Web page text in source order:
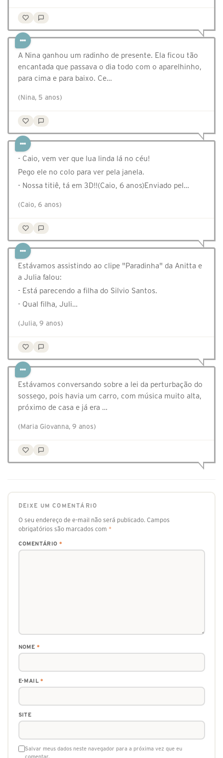
A Nina ganhou um radinho de presente. Ela ficou tão
encantada que passava o dia todo com o aparelhinho,
para cima e para baixo. Ce…
(Nina, 5 anos)
- Caio, vem ver que lua linda lá no céu!
Pego ele no colo para ver pela janela.
- Nossa titiê, tá em 3D!!(Caio, 6 anos)Enviado pel…
(Caio, 6 anos)
Estávamos assistindo ao clipe "Paradinha" da Anitta e
a Julia falou:
- Está parecendo a filha do Silvio Santos.
- Qual filha, Juli…
(Julia, 9 anos)
Estávamos conversando sobre a lei da perturbação do
sossego, pois havia um carro, com música muito alta,
próximo de casa e já era …
(Maria Giovanna, 9 anos)
DEIXE UM COMENTÁRIO
O seu endereço de e-mail não será publicado. Campos
obrigatórios são marcados com *
COMENTÁRIO *
NOME *
E-MAIL*
SITE
Salvar meus dados neste navegador para a próxima vez que eu
comentar.